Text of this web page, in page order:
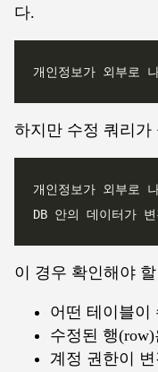
다.
하지만 수정 쿼리가
이 경우 확인해야
어떤 테이블이
수정된 행
계정 권한이